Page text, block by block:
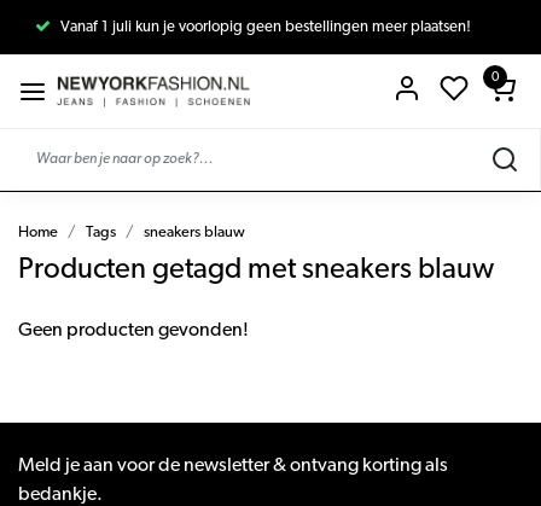
Vanaf 1 juli kun je voorlopig geen bestellingen meer plaatsen!
0
Home Tags sneakers blauw
Producten getagd met sneakers blauw
Geen producten gevonden!
Meld je aan voor de newsletter & ontvang korting als
bedankje.